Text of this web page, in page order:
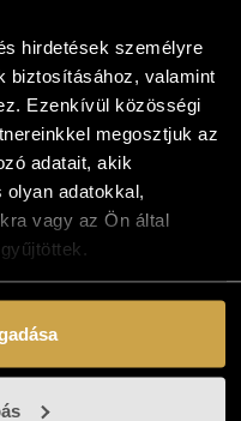
hirdetések személyre
biztosításához, valamint
Ezenkívül közösségi
megosztjuk az
adatait, akik
adatokkal,
vagy az Ön által
- Tél a
(60x80 cm)
Ft